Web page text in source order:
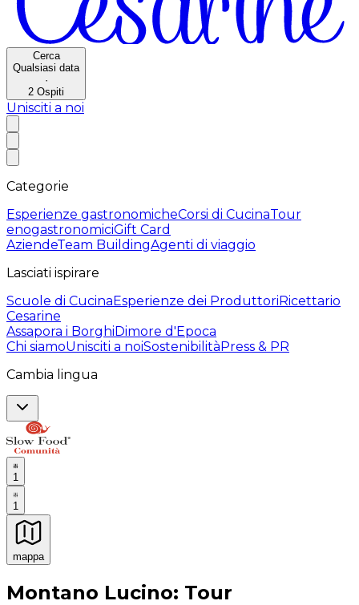
Cerca
Qualsiasi data
·
2 Ospiti
Unisciti a noi
Categorie
Esperienze gastronomicheCorsi di CucinaTour
enogastronomiciGift Card
AziendeTeam BuildingAgenti di viaggio
Lasciati ispirare
Scuole di CucinaEsperienze dei ProduttoriRicettario
Cesarine
Assapora i BorghiDimore d'Epoca
Chi siamoUnisciti a noiSostenibilitàPress & PR
Cambia lingua
1
1
mappa
Esperienze culinarie indimenticabili: Esperienze
Montano Lucino: Tour